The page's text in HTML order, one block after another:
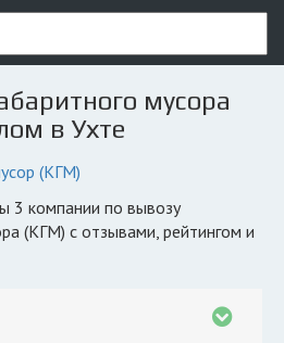
мусора
в Ухте
(КГМ)
(КГМ) с отзывами, рейтингом и